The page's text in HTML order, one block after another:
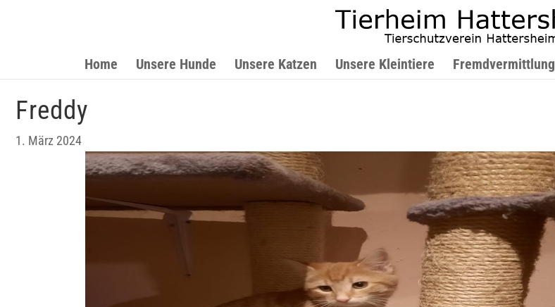
Home Unsere Hunde Unsere Katzen Unsere Kleintiere Fremdvermittlung
Freddy
1. März 2024